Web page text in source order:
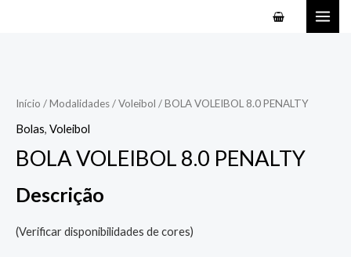
Início /Modalidades/Voleibol / BOLA VOLEIBOL 8.0 PENALTY
Bolas, Voleibol
BOLA VOLEIBOL 8.0 PENALTY
Descrição
(Verificar disponibilidades de cores)